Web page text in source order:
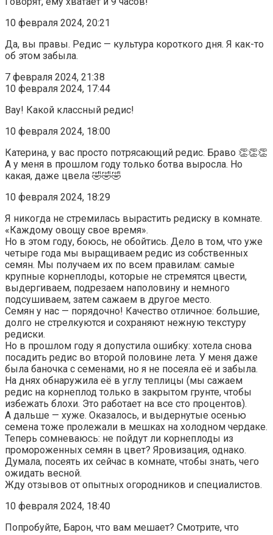
10 февраля 2024, 20:21
Да, вы правы. Редис — культура короткого дня. Я как-то
об этом забыла.
7 февраля 2024, 21:38
10 февраля 2024, 17:44
Вау! Какой классный редис!
10 февраля 2024, 18:00
Катерина, у вас просто потрясающий редис. Браво 👏👏👏
А у меня в прошлом году только ботва выросла. Но
какая, даже цвела 🤣🤣🤣
10 февраля 2024, 18:29
Я никогда не стремилась вырастить редиску в комнате.
«Каждому овощу свое время».
Но в этом году, боюсь, не обойтись. Дело в том, что уже
четыре года мы выращиваем редис из собственных
семян. Мы получаем их по всем правилам: самые
крупные корнеплоды, которые не стремятся цвести,
выдергиваем, подрезаем наполовину и немного
подсушиваем, затем сажаем в другое место.
Семян у нас — порядочно! Качество отличное: большие,
долго не стрелкуются и сохраняют нежную текстуру
редиски.
Но в прошлом году я допустила ошибку: хотела снова
посадить редис во второй половине лета. У меня даже
была баночка с семенами, но я не посеяла её и забыла.
На днях обнаружила её в углу теплицы (мы сажаем
редис на корнеплод только в закрытом грунте, чтобы
избежать блохи. Это работает на все сто процентов).
А дальше — хуже. Оказалось, и выдернутые осенью
семена тоже пролежали в мешках на холодном чердаке.
Теперь сомневаюсь: не пойдут ли корнеплоды из
промороженных семян в цвет? Яровизация, однако.
Думала, посеять их сейчас в комнате, чтобы знать, чего
ожидать весной.
Жду отзывов от опытных огородников и специалистов.
10 февраля 2024, 18:40
Попробуйте, Барон, что вам мешает? Смотрите, что